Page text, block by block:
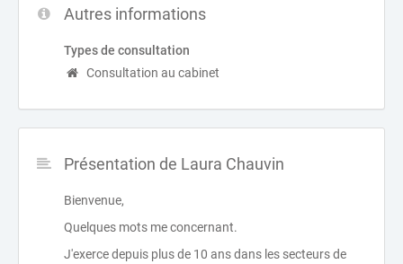
Autres informations
Types de consultation
Consultation au cabinet
Présentation de Laura Chauvin
Bienvenue,
Quelques mots me concernant.
J'exerce depuis plus de 10 ans dans les secteurs de